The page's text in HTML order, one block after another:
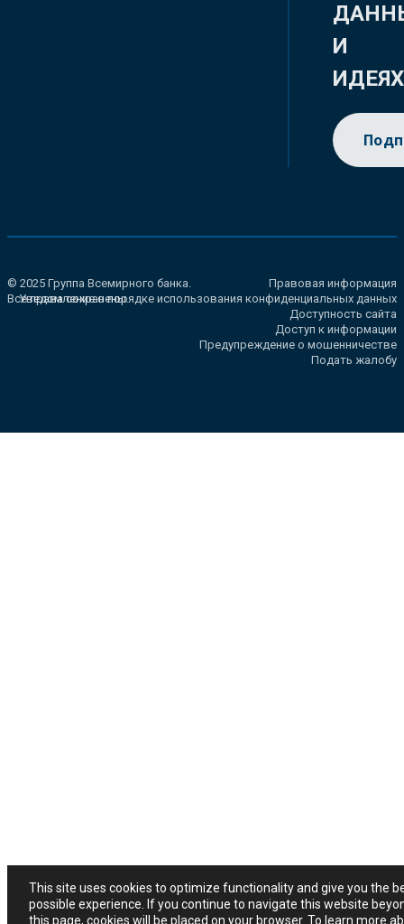
И
ИДЕЯХ
© 2025 Группа Всемирного банка.
Все права сохранены.
Правовая информация
Уведомление о порядке использования конфиденциальных данных
Доступность сайта
Доступ к информации
Предупреждение о мошенничестве
Подать жалобу
This site uses cookies to optimize functionality and give you the
possible experience. If you continue to navigate this website
this page, cookies will be placed on your browser. To learn more